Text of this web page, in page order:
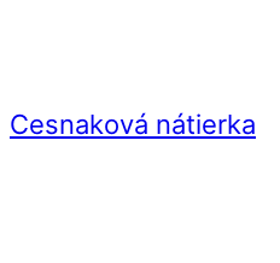
Cesnaková nátierka